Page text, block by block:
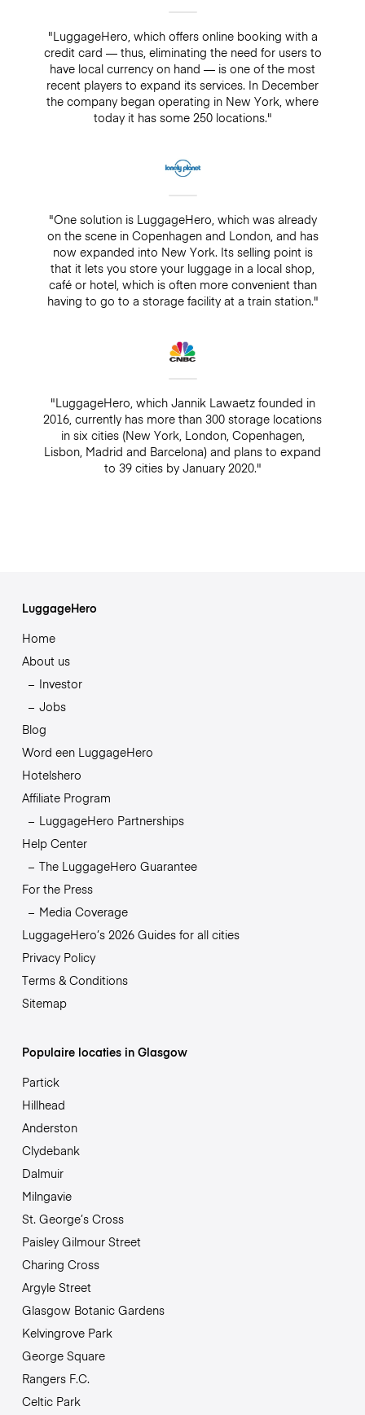
"LuggageHero, which offers online booking with a
credit card — thus, eliminating the need for users to
have local currency on hand — is one of the most
recent players to expand its services. In December
the company began operating in New York, where
today it has some 250 locations."
"One solution is LuggageHero, which was already
on the scene in Copenhagen and London, and has
now expanded into New York. Its selling point is
that it lets you store your luggage in a local shop,
café or hotel, which is often more convenient than
having to go to a storage facility at a train station."
"LuggageHero, which Jannik Lawaetz founded in
2016, currently has more than 300 storage locations
in six cities (New York, London, Copenhagen,
Lisbon, Madrid and Barcelona) and plans to expand
to 39 cities by January 2020."
LuggageHero
Home
About us
Investor
Jobs
Blog
Word een LuggageHero
Hotelshero
Affiliate Program
LuggageHero Partnerships
Help Center
The LuggageHero Guarantee
For the Press
Media Coverage
LuggageHero’s 2026 Guides for all cities
Privacy Policy
Terms & Conditions
Sitemap
Populaire locaties in Glasgow
Partick
Hillhead
Anderston
Clydebank
Dalmuir
Milngavie
St. George’s Cross
Paisley Gilmour Street
Charing Cross
Argyle Street
Glasgow Botanic Gardens
Kelvingrove Park
George Square
Rangers F.C.
Celtic Park